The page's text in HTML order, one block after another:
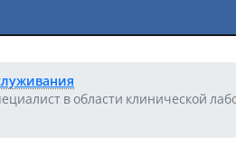
в области клинической